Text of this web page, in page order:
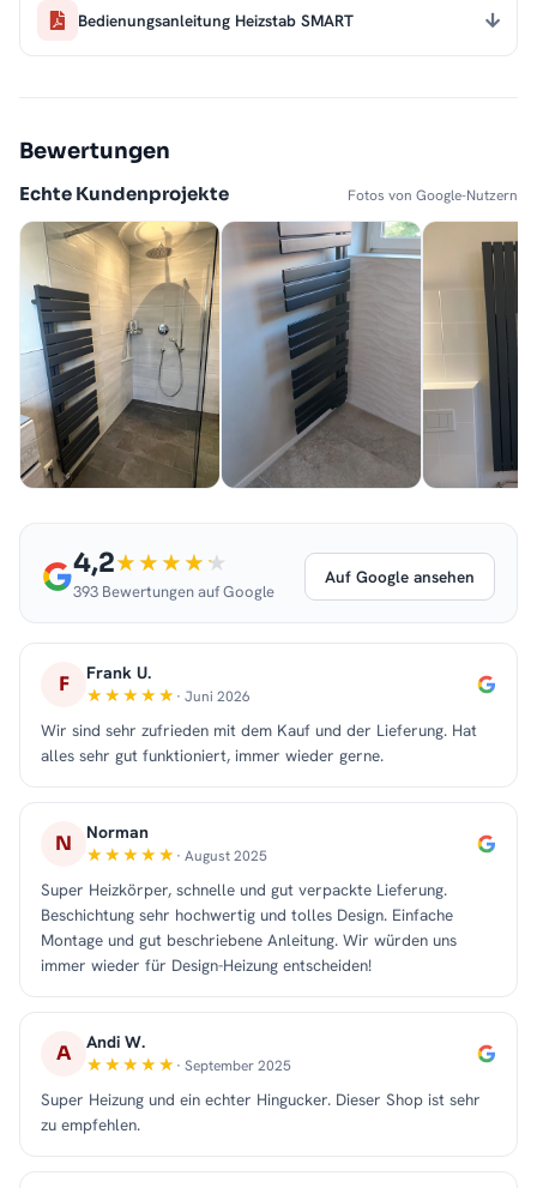
Bedienungsanleitung Heizstab SMART
Bewertungen
Echte Kundenprojekte Fotos von Google-Nutzern
4,2
393 Bewertungen auf Google
Auf Google ansehen
F Frank U.
· Juni 2026
Wir sind sehr zufrieden mit dem Kauf und der Lieferung. Hat
alles sehr gut funktioniert, immer wieder gerne.
N Norman
· August 2025
Super Heizkörper, schnelle und gut verpackte Lieferung.
Beschichtung sehr hochwertig und tolles Design. Einfache
Montage und gut beschriebene Anleitung. Wir würden uns
immer wieder für Design-Heizung entscheiden!
A Andi W.
· September 2025
Super Heizung und ein echter Hingucker. Dieser Shop ist sehr
zu empfehlen.